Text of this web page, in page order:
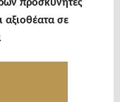
προσκυνητές
σε